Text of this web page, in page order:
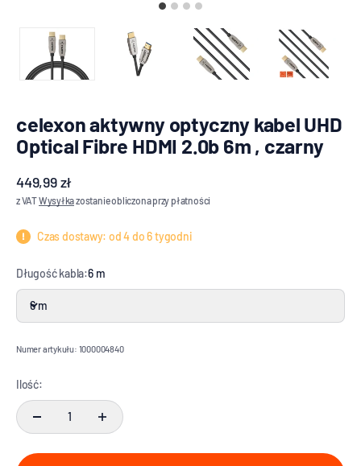
celexon aktywny optyczny kabel UHD
Optical Fibre HDMI 2.0b 6m , czarny
Oferta
449,99 zł
z VATWysyłkazostanie obliczona przy płatności
Czas dostawy: od 4 do 6 tygodni
Długość kabla:6 m
6 m
Numer artykułu: 1000004840
Ilość: